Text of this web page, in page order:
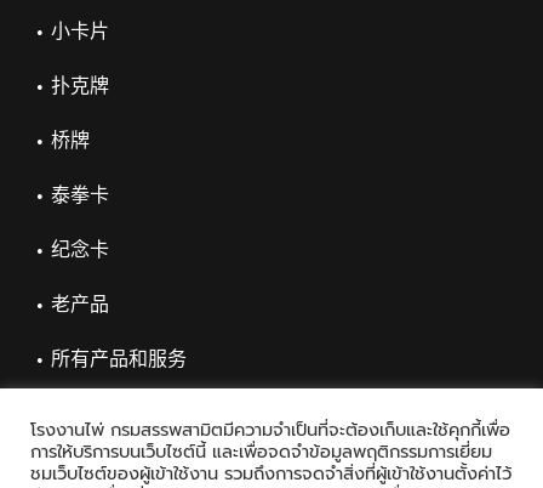
小卡片
扑克牌
桥牌
泰拳卡
纪念卡
老产品
所有产品和服务
โรงงานไพ่ กรมสรรพสามิตมีความจำเป็นที่จะต้องเก็บและใช้คุกกี้เพื่อ
การให้บริการบนเว็บไซต์นี้ และเพื่อจดจำข้อมูลพฤติกรรมการเยี่ยม
ชมเว็บไซต์ของผู้เข้าใช้งาน รวมถึงการจดจำสิ่งที่ผู้เข้าใช้งานตั้งค่าไว้